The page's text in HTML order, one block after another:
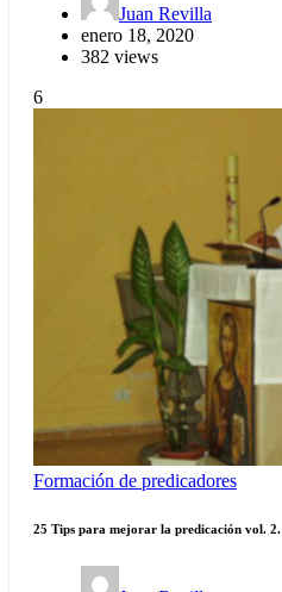
Juan Revilla
enero 18, 2020
382 views
6
Formación de predicadores
25 Tips para mejorar la predicación vol. 2.